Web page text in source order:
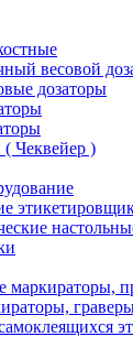
весовой
дозаторы
Чеквейер )
маркираторы,